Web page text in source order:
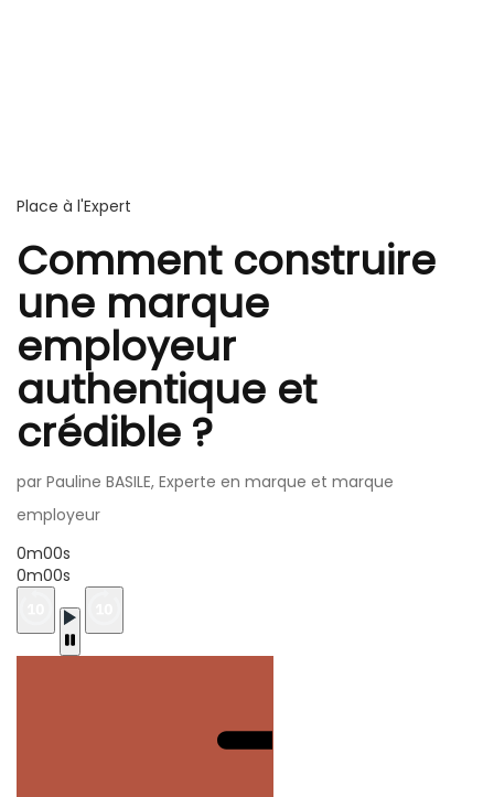
Place à l'Expert
Comment construire
une marque
employeur
authentique et
crédible ?
par Pauline BASILE, Experte en marque et marque
employeur
0m00s
0m00s